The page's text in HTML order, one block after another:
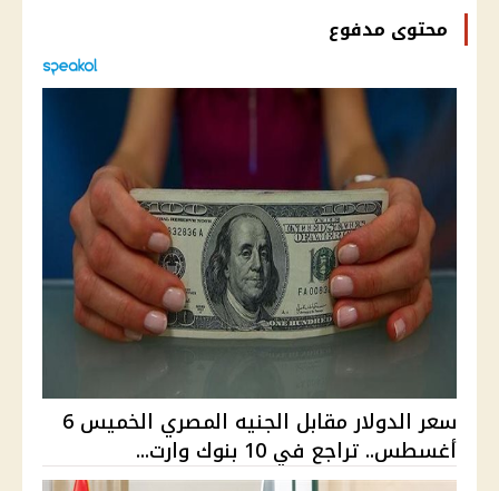
محتوى مدفوع
سعر الدولار مقابل الجنيه المصري الخميس 6
أغسطس.. تراجع في 10 بنوك وارت...